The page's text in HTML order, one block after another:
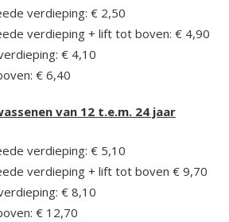
verdieping: € 2,50
verdieping + lift tot boven: € 4,90
€ 4,10
€ 6,40
van 12 t.e.m. 24 jaar
verdieping: € 5,10
verdieping + lift tot boven € 9,70
€ 8,10
€ 12,70